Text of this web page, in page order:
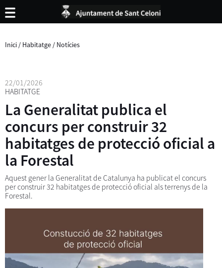
Inici / Habitatge / Notícies
22/01/2026
HABITATGE
La Generalitat publica el
concurs per construir 32
habitatges de protecció oficial a
la Forestal
Aquest gener la Generalitat de Catalunya ha publicat el concurs
per construir 32 habitatges de protecció oficial als terrenys de la
Forestal.